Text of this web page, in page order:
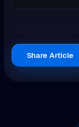
Share Article